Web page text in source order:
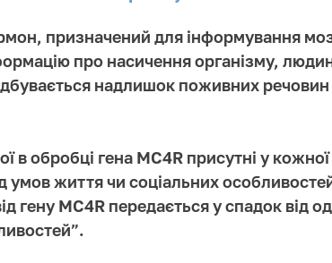
призначений для інформування
про насичення організму,
надлишок поживних речовин
в обробці гена MC4R присутні у
умов життя чи соціальних
гену MC4R передається у спадок від